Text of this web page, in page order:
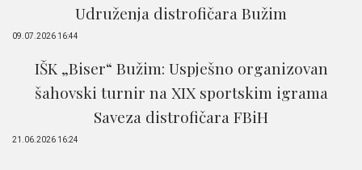
Udruženja distrofičara Bužim
09.07.2026 16:44
IŠK „Biser“ Bužim: Uspješno organizovan
šahovski turnir na XIX sportskim igrama
Saveza distrofičara FBiH
21.06.2026 16:24